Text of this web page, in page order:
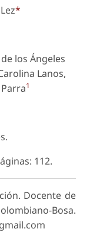
*
los Ángeles
Lanos,
1
112.
Docente de
Bosa.